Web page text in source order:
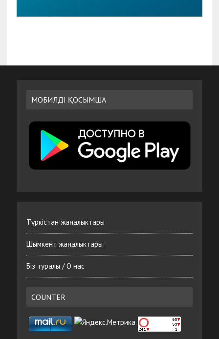
МОБИЛДІ ҚОСЫМША
Түркістан жаңалыктары
Шымкент жаңалыктары
Біз туралы / О нас
COUNTER